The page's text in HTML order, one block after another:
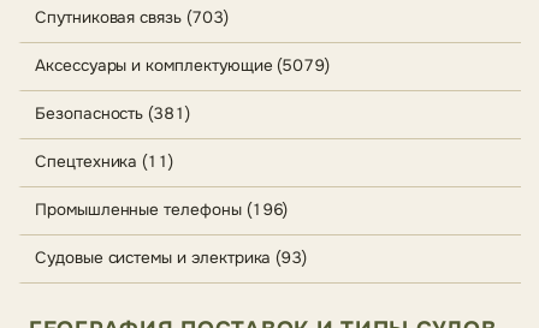
Спутниковая связь (703)
Аксессуары и комплектующие (5079)
Безопасность (381)
Спецтехника (11)
Промышленные телефоны (196)
Судовые системы и электрика (93)